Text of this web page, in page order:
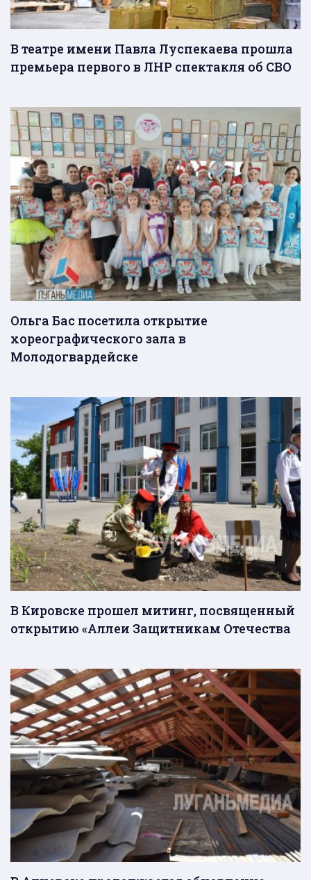
В театре имени Павла Луспекаева прошла
премьера первого в ЛНР спектакля об СВО
Ольга Бас посетила открытие
хореографического зала в
Молодогвардейске
В Кировске прошел митинг, посвященный
открытию «Аллеи Защитникам Отечества